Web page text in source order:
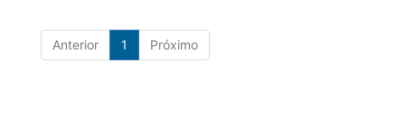
Anterior 1 Próximo